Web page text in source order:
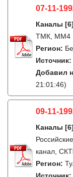
07-11-
Каналы [6]
ТМК, ММ4
Регион:
Источник:
Добавил
21:01:46)
09-11-
Каналы [6]
канал,
Регион: